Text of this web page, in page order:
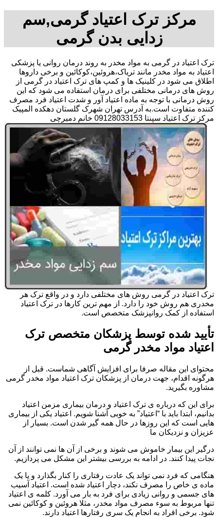
مرکز ترک اعتیاد گرمی,سم
زدایی بدن گرمی
ترک اعتیاد در گرمی به مواد مخدر به روند درمان روانی یا پزشکی
اعتیاد به مواد مخدر مانند تریاک،هروئین،کوکائین و برخی داروها
اطلاق می شود در کلینیک ها و کمپ های ترک اعتیاد در گرمی از
روش های درمانی مختلفی برای درمان استفاده می شود که این
روش درمانی با توجه به ماده اعتیاد آور و شدت اعتیاد فرد مصرف
کننده متفاوت است.به آدرس تهران شهرک گلستان دهکده المپیک
مرکز ترک اعتیاد سپنتا 09128033153 خانم دمیرچی
ترک اعتیاد در گرمی روش های مختلفی دارد و در واقع ترک هر
مخدری هم روش خود را دارد. از مهم ترین کارها در ترک اعتیاد
استفاده از کمک روانپزشک متخصص است.
تأیید شده توسط پزشکان متخصص ترک
اعتیاد مواد مخدر گرمی
محتوای این مقاله صرفا برای افزایش آگاهی شماست. قبل از
هرگونه اقدام، جهت درمان از پزشکان ترک اعتیاد مواد مخدر گرمی
مشاوره بگیرید.
برای این که درباره ی ترک اعتیاد و درمان بیماری مزمن اعتیاد
بدانیم، ابتدا باید با “اعتیاد” به خوبی آشنا شویم. اعتیاد یکی از بیماری
هایی است که این روزها در حال همه گیر شدن است. بسیار از
عزیزان و نزدیکان ما
درگیر این بیمار خاموش می شوند و برخی از آن ها نمی توانند از آن
نجات پیدا کنند. در ادامه به بررسی بیشتر این مشکل می پردازیم.
هنگامی که فرد نمی تواند یک عادت رفتاری را کنار بگذارد و یا یک
ماده ی خاص را مصرف نکند، دچار اعتیاد شده است. اعتیاد آسیب
های جسمی و روانی زیادی برای فرد به بار می آورد. کلمه ی اعتیاد
تنها مربوط به سوء مصرف مواد مخدر، مثلا هروئین و کوکائین نمی
شود. برخی افراد به انجام یک سری رفتارها اعتیاد دارند.